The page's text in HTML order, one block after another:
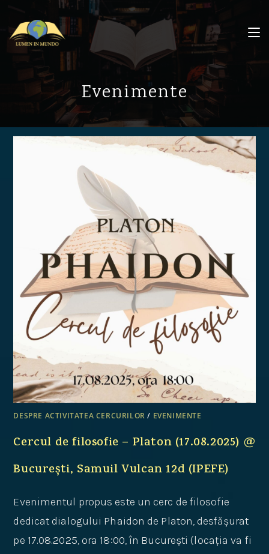
Evenimente
DESPRE ACTIVITATEA CERCURILOR / EVENIMENTE
Cercul de filosofie – Platon (17.08.2025) @
București, Samuil Vulcan 12d (IPEFE)
Evenimentul propus este un cerc de filosofie
dedicat dialogului Phaidon de Platon, desfășurat
pe 17.08.2025, ora 18:00, în București (locația va fi